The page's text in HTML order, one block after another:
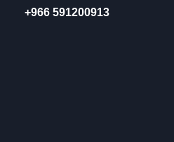
+966 591200913